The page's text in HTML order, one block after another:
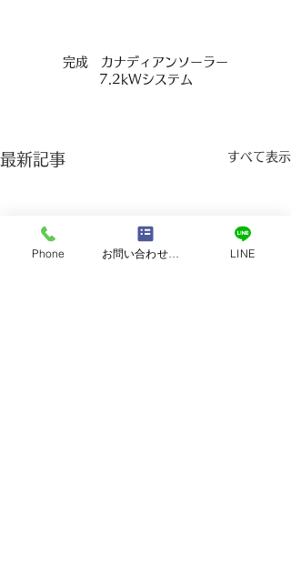
完成　カナディアンソーラー
7.2kWシステム
最新記事 すべて表示
Phone お問い合わせフォーム LINE